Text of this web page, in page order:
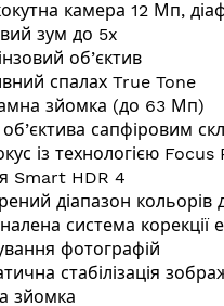
камера 12 Мп,
зум до 5x
об’єктив
спалах True Tone
зйомка (до 63 Мп)
об’єктива сапфіровим
із технологією Focus
Smart HDR 4
діапазон кольорів
система
фотографій
стабілізація
зйомка